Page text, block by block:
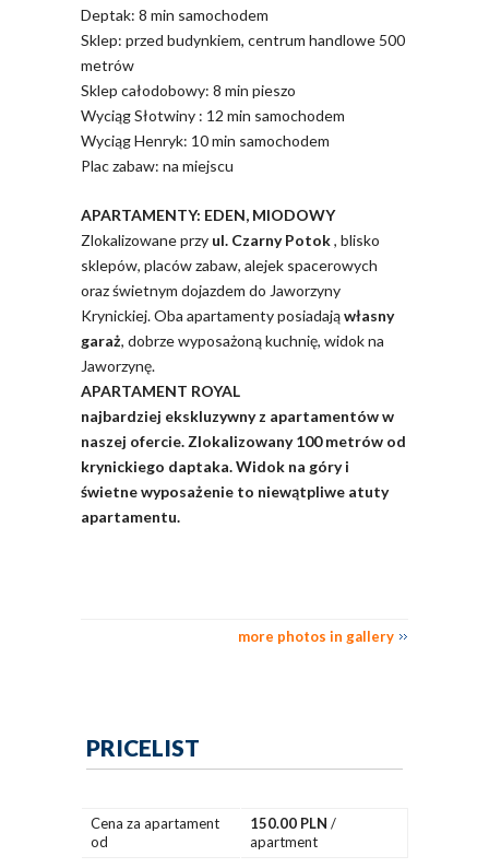
Deptak: 8 min samochodem
Sklep: przed budynkiem, centrum handlowe 500
metrów
Sklep całodobowy: 8 min pieszo
Wyciąg Słotwiny : 12 min samochodem
Wyciąg Henryk: 10 min samochodem
Plac zabaw: na miejscu
APARTAMENTY: EDEN, MIODOWY
Zlokalizowane przy ul. Czarny Potok, blisko
sklepów, placów zabaw, alejek spacerowych
oraz świetnym dojazdem do Jaworzyny
Krynickiej. Oba apartamenty posiadająwłasny
garaż, dobrze wyposażoną kuchnię, widok na
Jaworzynę.
APARTAMENT ROYAL
najbardziej ekskluzywny z apartamentów w
naszej ofercie. Zlokalizowany 100 metrów od
krynickiego daptaka. Widok na góry i
świetne wyposażenie to niewątpliwe atuty
apartamentu.
more photos in gallery
PRICELIST
Cena za apartament
od
150.00 PLN /
apartment